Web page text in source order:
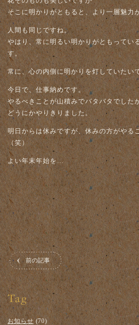
そこに明かりがともると、より一層魅力
人間も同じですね。
やはり、常に明るい明かりがともってい
す。
常に、心の内側に明かりを灯していたい
今日で、仕事納めです。
やるべきことが山積みでバタバタでした
どうにかやりきりました。
明日からは休みですが、休みの方がやる
（笑）
よい年末年始を…
前の記事
お知らせ(70)